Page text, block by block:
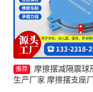
推荐
摩擦摆减隔震球
生产厂家 摩擦摆支座